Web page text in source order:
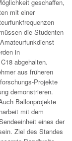
geschaffen,
mit einer
die Studenten
in
abgehalten.
aus früheren
Projekte
demonstrieren.
Ballonprojekte
mit dem
eines der
Ziel des Standes